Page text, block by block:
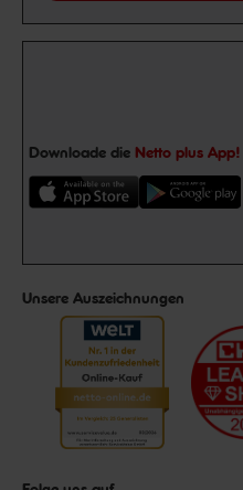
Downloade die Netto plus App!
Unsere Auszeichnungen